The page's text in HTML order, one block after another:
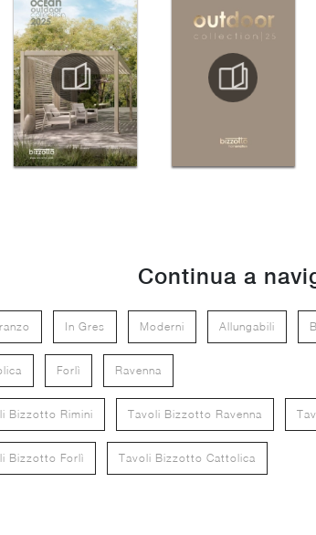
Continua a
In Gres Moderni Allungabili
Forlì Ravenna
Bizzotto Rimini Tavoli Bizzotto Ravenna
Bizzotto Forlì Tavoli Bizzotto Cattolica